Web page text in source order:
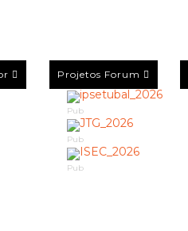
Projetos Forum
Pub
Pub
Pub